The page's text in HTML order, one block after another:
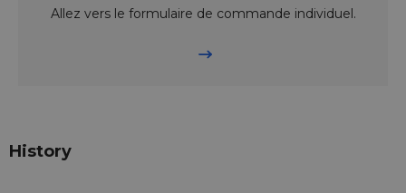
Allez vers le formulaire de commande individuel.
History